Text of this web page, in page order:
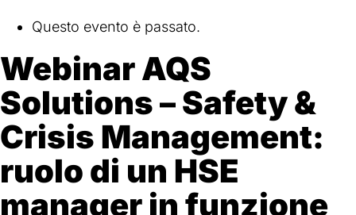
della Business Continuity
Questo evento è passato.
Webinar AQS
Solutions – Safety &
Crisis Management:
ruolo di un HSE
manager in funzione